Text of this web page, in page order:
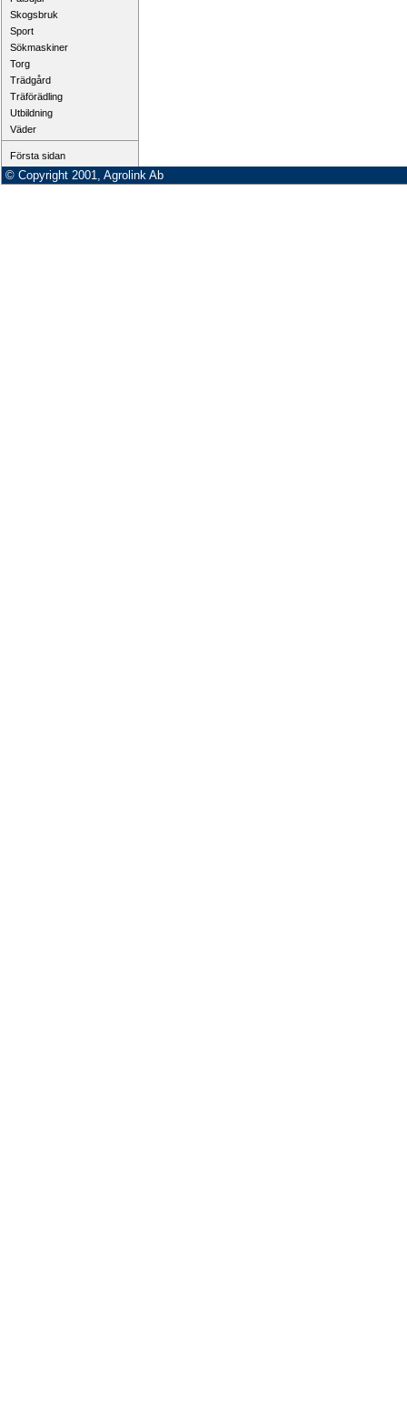
Skogsbruk
Sport
Sökmaskiner
Torg
Trädgård
Träförädling
Utbildning
Väder
Första sidan
© Copyright 2001, Agrolink Ab